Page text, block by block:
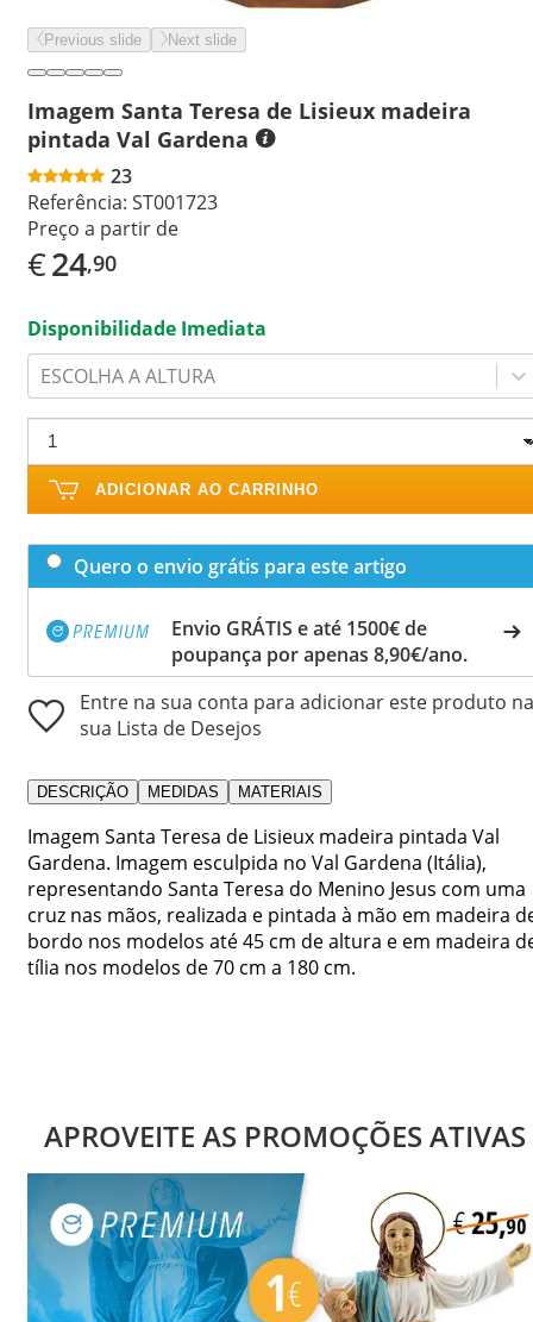
Previous slide Next slide
Imagem Santa Teresa de Lisieux madeira
pintada Val Gardena
23
Referência: ST001723
Preço a partir de
€24,90
Disponibilidade Imediata
ESCOLHA A ALTURA
ADICIONAR AO CARRINHO
Quero o envio grátis para este artigo
Envio GRÁTIS e até 1500€ de
poupança por apenas 8,90€/ano.
Entre na sua conta para adicionar este produto na
sua Lista de Desejos
DESCRIÇÃO MEDIDAS MATERIAIS
Imagem Santa Teresa de Lisieux madeira pintada Val
Gardena. Imagem esculpida no Val Gardena (Itália),
representando Santa Teresa do Menino Jesus com uma
cruz nas mãos, realizada e pintada à mão em madeira
bordo nos modelos até 45 cm de altura e em madeira
tília nos modelos de 70 cm a 180 cm.
APROVEITE AS PROMOÇÕES ATIVAS